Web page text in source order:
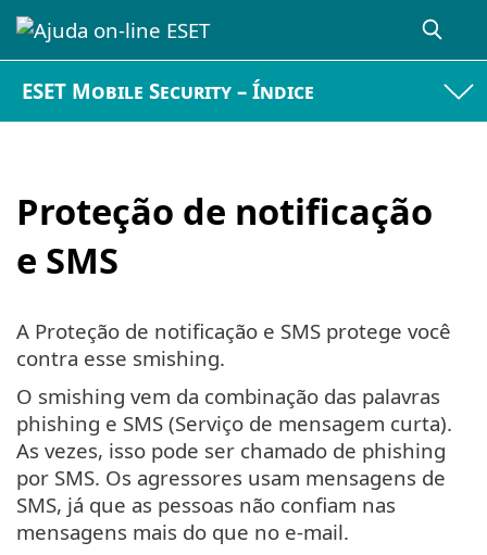
ESET Mobile Security – Índice
Proteção de notificação
e SMS
A Proteção de notificação e SMS protege você
contra esse smishing.
O smishing vem da combinação das palavras
phishing e SMS (Serviço de mensagem curta).
As vezes, isso pode ser chamado de phishing
por SMS. Os agressores usam mensagens de
SMS, já que as pessoas não confiam nas
mensagens mais do que no e-mail.